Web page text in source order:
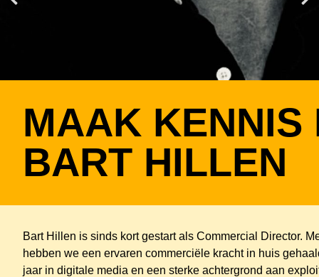
MAAK KENNIS
BART HILLEN
Bart Hillen is sinds kort gestart als Commercial Director.
hebben we een ervaren commerciële kracht in huis
jaar in digitale media en een sterke achtergrond aan